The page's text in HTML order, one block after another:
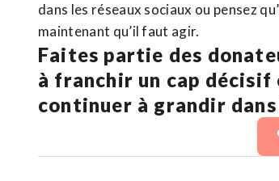
dans les réseaux sociaux ou pensez
maintenant qu’il faut agir.
Faites partie des
à franchir un cap
continuer à grandir